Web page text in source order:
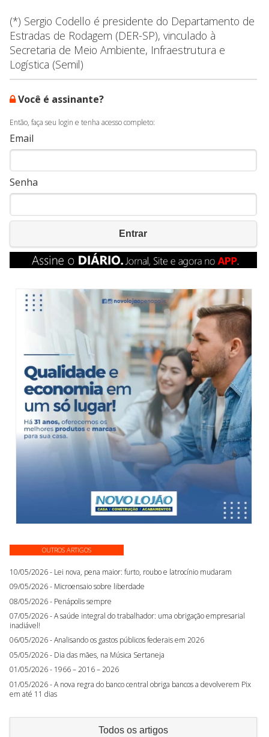
(*) Sergio Codello é presidente do Departamento de
Estradas de Rodagem (DER-SP), vinculado à
Secretaria de Meio Ambiente, Infraestrutura e
Logística (Semil)
Você é assinante?
Então, faça seu login e tenha acesso completo:
Email
Senha
Entrar
OUTROS ARTIGOS
10/05/2026 - Lei nova, pena maior: furto, roubo e latrocínio mudaram
09/05/2026 - Microensaio sobre liberdade
08/05/2026 - Penápolis sempre
07/05/2026 - A saúde integral do trabalhador: uma obrigação empresarial
inadiável!
06/05/2026 - Analisando os gastos públicos federais em 2026
05/05/2026 - Dia das mães, na Música Sertaneja
01/05/2026 - 1966 – 2016 – 2026
01/05/2026 - A nova regra do banco central obriga bancos a devolverem Pix
em até 11 dias
Todos os artigos